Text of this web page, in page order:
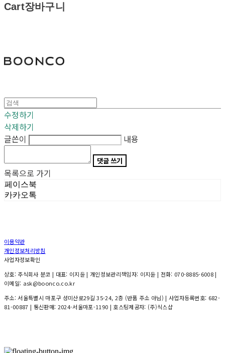
Cart장바구니
수정하기
삭제하기
글쓴이
내용
댓글 쓰기
목록으로 가기
페이스북
카카오톡
이용약관
개인정보처리방침
사업자정보확인
상호: 주식회사 분코 | 대표: 이지윤 | 개인정보관리책임자: 이지윤 | 전화: 070-8885-6008 |
이메일: ask@boonco.co.kr
주소: 서울특별시 마포구 성미산로29길 35-24, 2층 (반품 주소 아님) | 사업자등록번호: 682-
81-00887 | 통신판매: 2024-서울마포-1190 | 호스팅제공자: (주)식스샵